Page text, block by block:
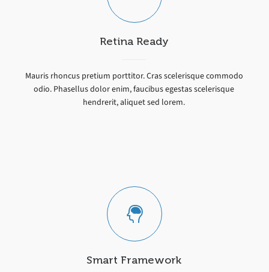
Retina Ready
Mauris rhoncus pretium porttitor. Cras scelerisque commodo
odio. Phasellus dolor enim, faucibus egestas scelerisque
hendrerit, aliquet sed lorem.
Smart Framework